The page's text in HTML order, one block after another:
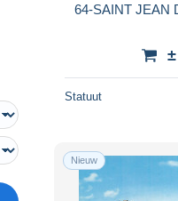
64-SAINT JEAN
Statuut
Nieuw